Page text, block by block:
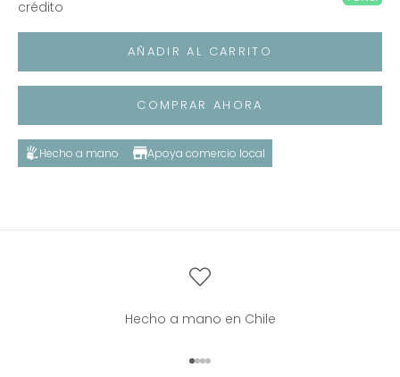
crédito
AÑADIR AL CARRITO
COMPRAR AHORA
Hecho a mano Apoya comercio local
Hecho a mano en Chile
Ir al artículo 1
Ir al artículo 2
Ir al artículo 3
Ir al artículo 4